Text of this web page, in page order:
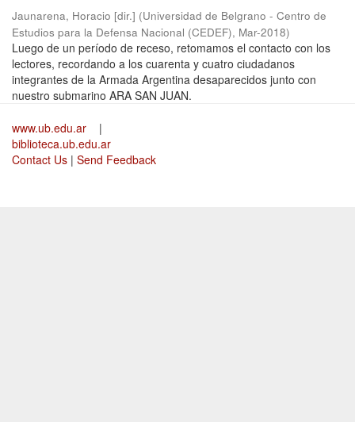
Jaunarena, Horacio [dir.] (Universidad de Belgrano - Centro de
Estudios para la Defensa Nacional (CEDEF), Mar-2018)
Luego de un período de receso, retomamos el contacto con los
lectores, recordando a los cuarenta y cuatro ciudadanos
integrantes de la Armada Argentina desaparecidos junto con
nuestro submarino ARA SAN JUAN.
www.ub.edu.ar
|
biblioteca.ub.edu.ar
Contact Us | Send Feedback